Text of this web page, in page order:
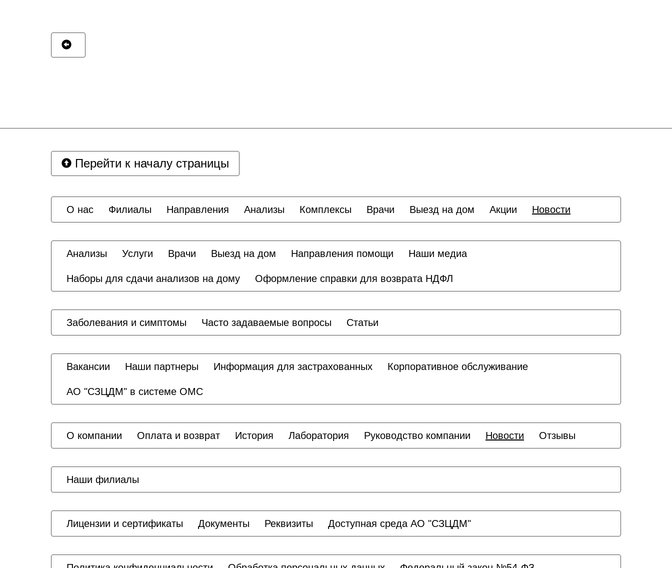
Перейти к началу страницы
О нас Филиалы Направления Анализы Комплексы Врачи Выезд на дом Акции Новости
Анализы Услуги Врачи Выезд на дом Направления помощи Наши медиа
Наборы для сдачи анализов на дому Оформление справки для возврата НДФЛ
Заболевания и симптомы Часто задаваемые вопросы Статьи
Вакансии Наши партнеры Информация для застрахованных Корпоративное обслуживание
АО "СЗЦДМ" в системе ОМС
О компании Оплата и возврат История Лаборатория Руководство компании Новости Отзывы
Наши филиалы
Лицензии и сертификаты Документы Реквизиты Доступная среда АО "СЗЦДМ"